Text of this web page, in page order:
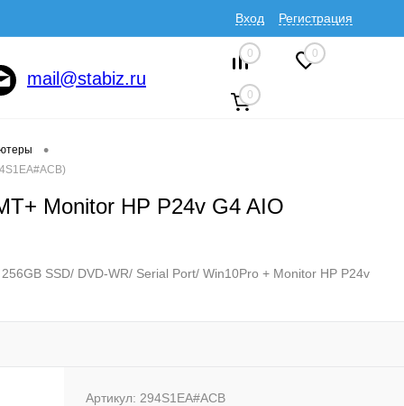
Вход Регистрация
mail@stabiz.ru
0 0
0
•
Monitor HP P24v G4 AIO
SSD/ DVD-WR/ Serial Port/ Win10Pro + Monitor HP P24v
Артикул: 294S1EA#ACB